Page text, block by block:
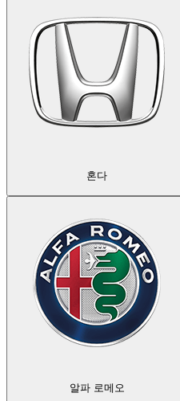
혼다
알파 로메오